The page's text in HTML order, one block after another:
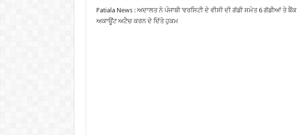
Patiala News : ਅਦਾਲਤ ਨੇ ਪੰਜਾਬੀ ’ਵਰਸਿਟੀ ਦੇ ਵੀਸੀ ਦੀ ਗੱਡੀ ਸਮੇਤ 6 ਗੱਡੀਆਂ ਤੇ ਬੈਂਕ
ਅਕਾਊਂਟ ਅਟੈਚ ਕਰਨ ਦੇ ਦਿੱਤੇ ਹੁਕਮ